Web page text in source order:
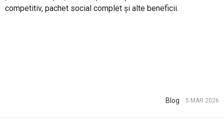
competitiv, pachet social complet și alte beneficii.
Blog 5 MAR 2026